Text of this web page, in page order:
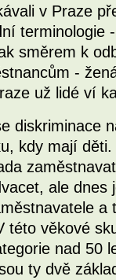
v Praze
terminologie
směrem k
-
už lidé ví
diskriminace
kdy mají
ale
této věkové
nad 50
ty dvě